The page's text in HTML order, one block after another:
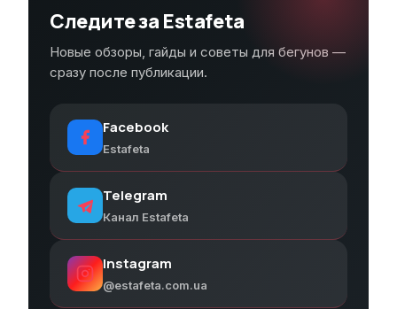
Следите за Estafeta
Новые обзоры, гайды и советы для бегунов —
сразу после публикации.
Facebook
Estafeta
Telegram
Канал Estafeta
Instagram
@estafeta.com.ua